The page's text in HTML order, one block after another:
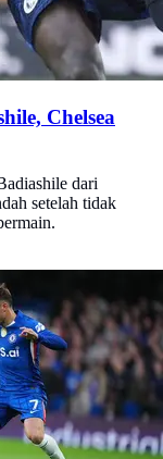
Chelsea
dari
setelah tidak